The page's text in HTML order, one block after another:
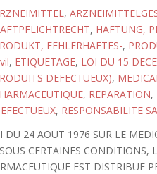
,
, HAFTUNG,
FEHLERHAFTES-,
, ETIQUETAGE, LOI DU 15
DEFECTUEUX),
, REPARATION,
, RESPONSABILITE
DU 24 AOUT 1976 SUR LE
CERTAINES
EST DISTRIBUE